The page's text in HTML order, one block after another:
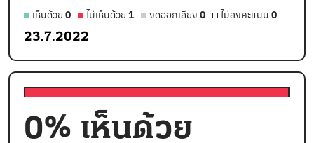
เห็นด้วย 0 ไม่เห็นด้วย 1 งดออกเสียง 0 ไม่ลงคะแนน 0
23.7.2022
0% เห็นด้วย